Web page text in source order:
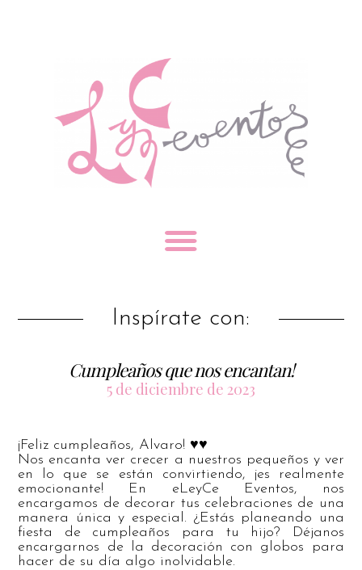
Inspírate con:
Cumpleaños que nos encantan!
5 de diciembre de 2023
¡Feliz cumpleaños, Alvaro! ♥️♥️
Nos encanta ver crecer a nuestros pequeños y ver
en lo que se están convirtiendo, ¡es realmente
emocionante! En eLeyCe Eventos, nos
encargamos de decorar tus celebraciones de una
manera única y especial. ¿Estás planeando una
fiesta de cumpleaños para tu hijo? Déjanos
encargarnos de la decoración con globos para
hacer de su día algo inolvidable.